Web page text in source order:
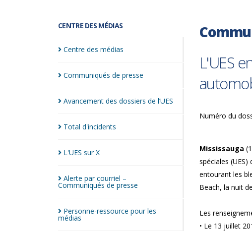
CENTRE DES MÉDIAS
Centre des médias
Communiqués de presse
Avancement des dossiers de l’UES
Total d'incidents
L'UES surX
Alerte par courriel –
Communiqués de presse
Personne-ressource pour les
médias
L'UES
Numéro du
Mississauga
spéciales
entourant les
Beach, la nuit
Les
• Le 13 juillet